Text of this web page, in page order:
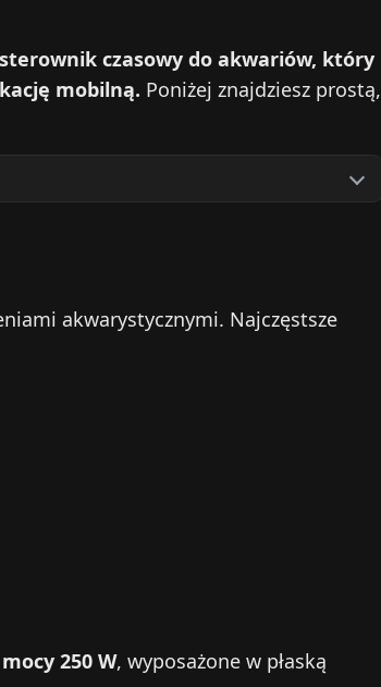
czasowy do akwariów, który
mobilną. Poniżej znajdziesz prostą,
akwarystycznymi. Najczęstsze
250 W, wyposażone w płaską